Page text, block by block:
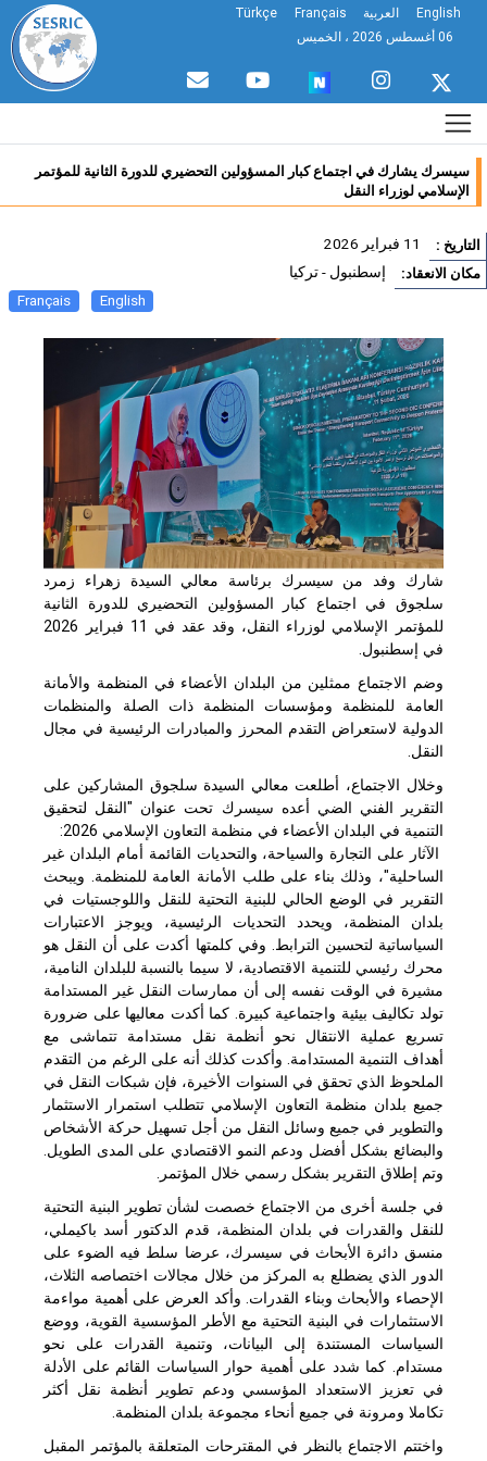
English العربية Français
Türkçe
سيسرك يشارك في اجتماع كبار المسؤولين التحضيري للدورة الثانية للمؤتمر
الإسلامي لوزراء النقل
: 11 فبراير 2026
الانعقاد: إسطنبول - تركيا
English
Français
شارك وفد من سيسرك برئاسة معالي السيدة زهراء زمرد
سلجوق في اجتماع كبار المسؤولين التحضيري للدورة الثانية
للمؤتمر الإسلامي لوزراء النقل، وقد عقد في 11 فبراير 2026
في إسطنبول.
وضم الاجتماع ممثلين من البلدان الأعضاء في المنظمة والأمانة
العامة للمنظمة ومؤسسات المنظمة ذات الصلة والمنظمات
الدولية لاستعراض التقدم المحرز والمبادرات الرئيسية في مجال
النقل.
وخلال الاجتماع، أطلعت معالي السيدة سلجوق المشاركين على
التقرير الفني الضي أعده سيسرك تحت عنوان "النقل لتحقيق
التنمية في البلدان الأعضاء في منظمة التعاون الإسلامي 2026:
الآثار على التجارة والسياحة، والتحديات القائمة أمام البلدان غير
الساحلية"، وذلك بناء على طلب الأمانة العامة للمنظمة. ويبحث
التقرير في الوضع الحالي للبنية التحتية للنقل واللوجستيات في
بلدان المنظمة، ويحدد التحديات الرئيسية، ويوجز الاعتبارات
السياساتية لتحسين الترابط. وفي كلمتها أكدت على أن النقل هو
محرك رئيسي للتنمية الاقتصادية، لا سيما بالنسبة للبلدان النامية،
مشيرة في الوقت نفسه إلى أن ممارسات النقل غير المستدامة
تولد تكاليف بيئية واجتماعية كبيرة. كما أكدت معاليها على ضرورة
تسريع عملية الانتقال نحو أنظمة نقل مستدامة تتماشى مع
أهداف التنمية المستدامة. وأكدت كذلك أنه على الرغم من التقدم
الملحوظ الذي تحقق في السنوات الأخيرة، فإن شبكات النقل في
جميع بلدان منظمة التعاون الإسلامي تتطلب استمرار الاستثمار
والتطوير في جميع وسائل النقل من أجل تسهيل حركة الأشخاص
والبضائع بشكل أفضل ودعم النمو الاقتصادي على المدى الطويل.
وتم إطلاق التقرير بشكل رسمي خلال المؤتمر.
في جلسة أخرى من الاجتماع خصصت لشأن تطوير البنية التحتية
للنقل والقدرات في بلدان المنظمة، قدم الدكتور أسد باكيملي،
منسق دائرة الأبحاث في سيسرك، عرضا سلط فيه الضوء على
الدور الذي يضطلع به المركز من خلال مجالات اختصاصه الثلاث،
الإحصاء والأبحاث وبناء القدرات. وأكد العرض على أهمية مواءمة
الاستثمارات في البنية التحتية مع الأطر المؤسسية القوية، ووضع
السياسات المستندة إلى البيانات، وتنمية القدرات على نحو
مستدام. كما شدد على أهمية حوار السياسات القائم على الأدلة
في تعزيز الاستعداد المؤسسي ودعم تطوير أنظمة نقل أكثر
تكاملا ومرونة في جميع أنحاء مجموعة بلدان المنظمة.
واختتم الاجتماع بالنظر في المقترحات المتعلقة بالمؤتمر المقبل